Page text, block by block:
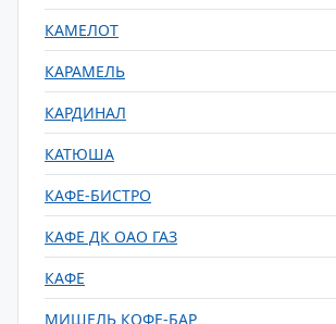
КАМЕЛОТ
КАРАМЕЛЬ
КАРДИНАЛ
КАТЮША
КАФЕ-БИСТРО
КАФЕ ДК ОАО ГАЗ
КАФЕ
МИШЕЛЬ КОФЕ-БАР